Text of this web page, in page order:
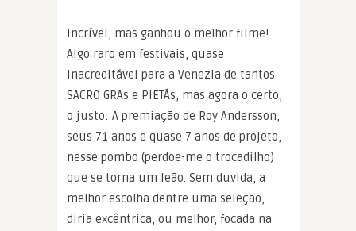
Incrível, mas ganhou o melhor filme!
Algo raro em festivais, quase
inacreditável para a Venezia de tantos
SACRO GRAs e PIETÁs, mas agora o certo,
o justo: A premiação de Roy Andersson,
seus 71 anos e quase 7 anos de projeto,
nesse pombo (perdoe-me o trocadilho)
que se torna um leão. Sem duvida, a
melhor escolha dentre uma seleção,
diria excêntrica, ou melhor, focada na